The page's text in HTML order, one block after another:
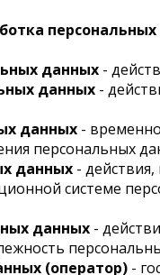
данных -
данных -
данных -
персональных
данных -
системе
данных -
(оператор) -